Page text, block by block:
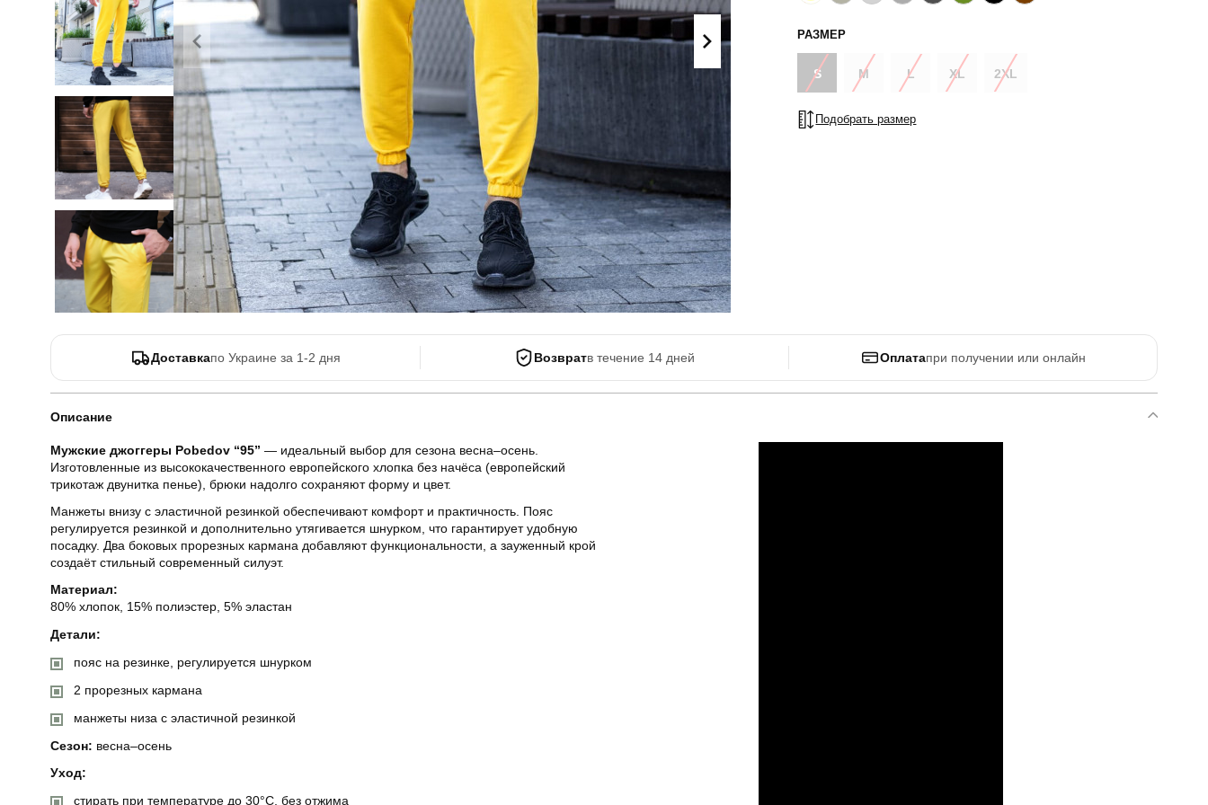
Літні комплекти
Комбінезони
Спортивні
костюми
Кежуал
Поло
Сорочки
Майка
Кофти
Светри
Світшоти
Худі
Боди
РАЗМЕР
S M L XL 2XL
Подобрать размер
Доставкапо Украине за 1-2 дня Возвратв течение 14 дней Оплатапри получении или онлайн
Описание
Мужские джоггеры Pobedov “95” — идеальный выбор для сезона весна–осень.
Изготовленные из высококачественного европейского хлопка без начёса (европейский
трикотаж двунитка пенье), брюки надолго сохраняют форму и цвет.
Манжеты внизу с эластичной резинкой обеспечивают комфорт и практичность. Пояс
регулируется резинкой и дополнительно утягивается шнурком, что гарантирует удобную
посадку. Два боковых прорезных кармана добавляют функциональности, а зауженный крой
создаёт стильный современный силуэт.
Материал:
80% хлопок, 15% полиэстер, 5% эластан
Детали:
пояс на резинке, регулируется шнурком
2 прорезных кармана
манжеты низа с эластичной резинкой
Сезон: весна–осень
Уход:
стирать при температуре до 30°C, без отжима